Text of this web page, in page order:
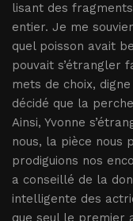
lisant des
entier. Je me
quel poisson avait
pouvait s’étrangler
mets de choix,
décidé que la
Ainsi, Yvonne
nous, la pièce nous
prodiguions nos
a conseillé de la
intelligente des
que seul le premier